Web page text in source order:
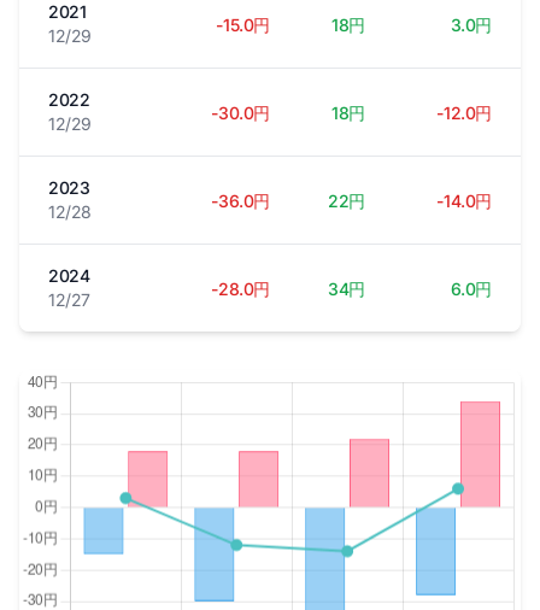
2021
12/29
-15.0円 18円 3.0円
2022
12/29
-30.0円 18円 -12.0円
2023
12/28
-36.0円 22円 -14.0円
2024
12/27
-28.0円 34円 6.0円